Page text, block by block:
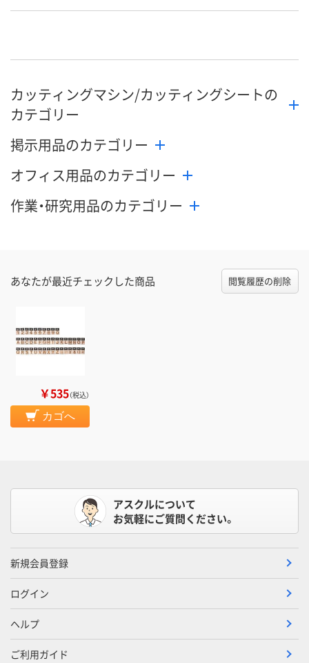
カゴへ カゴへ カ
カッティングマシン/カッティングシートの
カテゴリー
掲示用品のカテゴリー
オフィス用品のカテゴリー
作業・研究用品のカテゴリー
あなたが最近チェックした商品 閲覧履歴の削除
￥535（税込）
カゴへ
アスクルについて
お気軽にご質問ください。
新規会員登録
ログイン
ヘルプ
ご利用ガイド